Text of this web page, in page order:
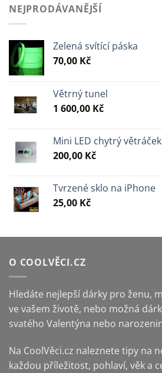
NEJPRODÁVANĚJŠÍ
Zelená svítící páska
70,00 Kč
Větrný tunel
1 600,00 Kč
Mini LED chytrý větráček
200,00 Kč
Tvrzené sklo na iPhone
25,00 Kč
O COOLVĚCI.CZ
Hledáte nejlepší dárky pro ženu,
ve vašem životě, nebo možná
svatého Valentýna nebo
Na CoolVěci.cz naleznete tipy na
každou příležitost, pohlaví, věk a